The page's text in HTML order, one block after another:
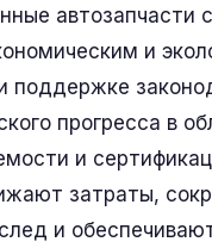
автозапчасти
и
поддержке
прогресса в
и
затраты,
и